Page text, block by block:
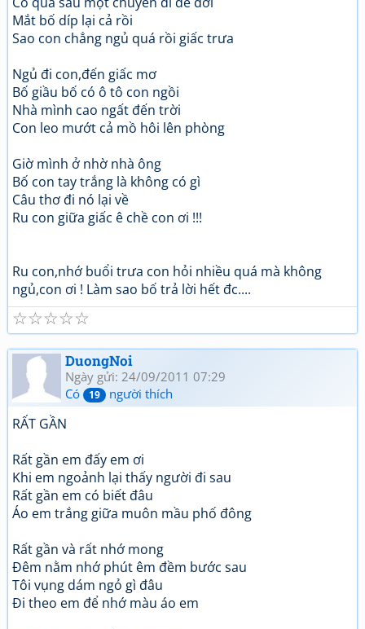
Mắt bố díp lại cả rồi
Sao con chẳng ngủ quá rồi giấc trưa
Ngủ đi con,đến giấc mơ
Bố giầu bố có ô tô con ngồi
Nhà mình cao ngất đến trời
Con leo mướt cả mồ hôi lên phòng
Giờ mình ở nhờ nhà ông
Bố con tay trắng là không có gì
Câu thơ đi nó lại về
Ru con giữa giấc ê chề con ơi !!!
Ru con,nhớ buổi trưa con hỏi nhiều quá mà không
ngủ,con ơi ! Làm sao bố trả lời hết đc....
☆
☆
☆
☆
☆
DuongNoi
Ngày gửi: 24/09/2011 07:29
Có
19 người thích
RẤT GẦN
Rất gần em đấy em ơi
Khi em ngoảnh lại thấy người đi sau
Rất gần em có biết đâu
Áo em trắng giữa muôn mầu phố đông
Rất gần và rất nhớ mong
Đêm nằm nhớ phút êm đềm bước sau
Tôi vụng dám ngỏ gì đâu
Đi theo em để nhớ màu áo em